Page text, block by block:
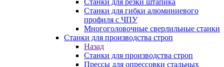
Станки для резки штапика
Станки для гибки алюминиевого
профиля с ЧПУ
Многоголовочные сверлильные станки
Станки для производства строп
Назад
Станки для производства строп
Прессы для опрессовки стальных